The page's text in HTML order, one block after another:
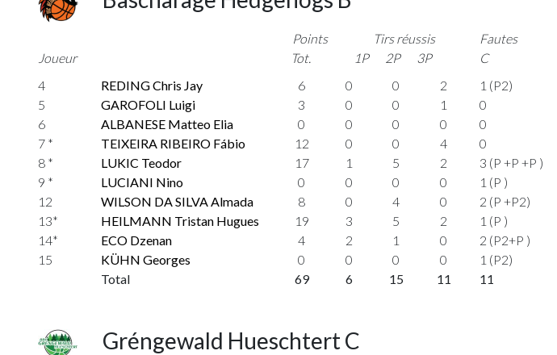
Joueur
Points
Tot.
Tirs réussis
1P
2P 3P
Fautes
C
4
REDING Chris Jay 6 0 0 2
1 (P2)
5
GAROFOLI Luigi 3 0 0 1
0
6
ALBANESE Matteo Elia 0 0 0 0
0
7 *
TEIXEIRA RIBEIRO Fábio 12 0 0 4
0
8 *
LUKIC Teodor 17 1 5 2
3 (P +P +P )
9 *
LUCIANI Nino 0 0 0 0
1 (P )
12
WILSON DA SILVA Almada 8 0 4 0
2 (P +P2)
13*
HEILMANN Tristan Hugues 19 3 5 2
1 (P )
14*
ECO Dzenan 4 2 1 0
2 (P2+P )
15
KÜHN Georges 0 0 0 0
1 (P2)
Total
69 6 15 11 11
Gréngewald Hueschtert C